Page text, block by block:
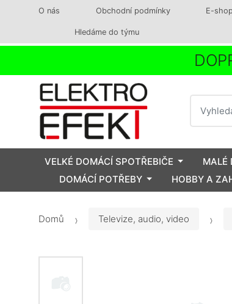
O nás Obchodní podmínky E-
Hledáme do týmu
VELKÉ DOMÁCÍ SPOTŘEBIČE MALÉ
DOMÁCÍ POTŘEBY
HOBBY A
Domů Televize, audio, video